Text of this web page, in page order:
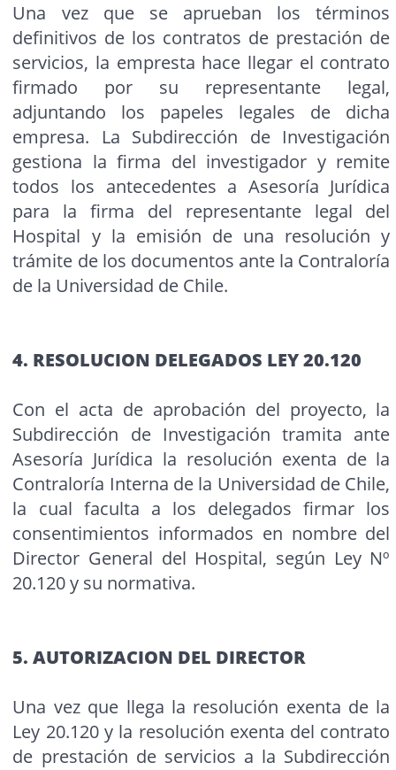
Una vez que se aprueban los términos
definitivos de los contratos de prestación de
servicios, la empresta hace llegar el contrato
firmado por su representante legal,
adjuntando los papeles legales de dicha
empresa. La Subdirección de Investigación
gestiona la firma del investigador y remite
todos los antecedentes a Asesoría Jurídica
para la firma del representante legal del
Hospital y la emisión de una resolución y
trámite de los documentos ante la Contraloría
de la Universidad de Chile.
4. RESOLUCION DELEGADOS LEY 20.120
Con el acta de aprobación del proyecto, la
Subdirección de Investigación tramita ante
Asesoría Jurídica la resolución exenta de la
Contraloría Interna de la Universidad de Chile,
la cual faculta a los delegados firmar los
consentimientos informados en nombre del
Director General del Hospital, según Ley Nº
20.120 y su normativa.
5. AUTORIZACION DEL DIRECTOR
Una vez que llega la resolución exenta de la
Ley 20.120 y la resolución exenta del contrato
de prestación de servicios a la Subdirección